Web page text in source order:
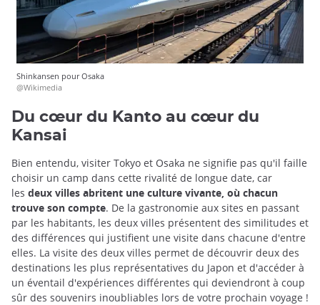
Shinkansen pour Osaka
@Wikimedia
Du cœur du Kanto au cœur du
Kansai
Bien entendu, visiter Tokyo et Osaka ne signifie pas qu'il faille
choisir un camp dans cette rivalité de longue date, car
les deux villes abritent une culture vivante, où chacun
trouve son compte. De la gastronomie aux sites en passant
par les habitants, les deux villes présentent des similitudes et
des différences qui justifient une visite dans chacune d'entre
elles. La visite des deux villes permet de découvrir deux des
destinations les plus représentatives du Japon et d'accéder à
un éventail d'expériences différentes qui deviendront à coup
sûr des souvenirs inoubliables lors de votre prochain voyage !